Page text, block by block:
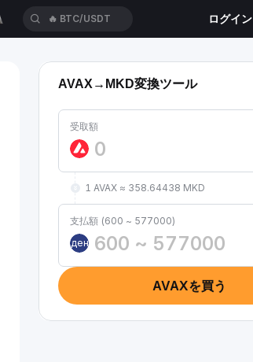
🔥 BTC/USDT ログイン
AVAX→MKD変換ツール
受取額
1 AVAX ≈ 358.64438 MKD
支払額 (600 ~ 577000)
ден
AVAXを買う